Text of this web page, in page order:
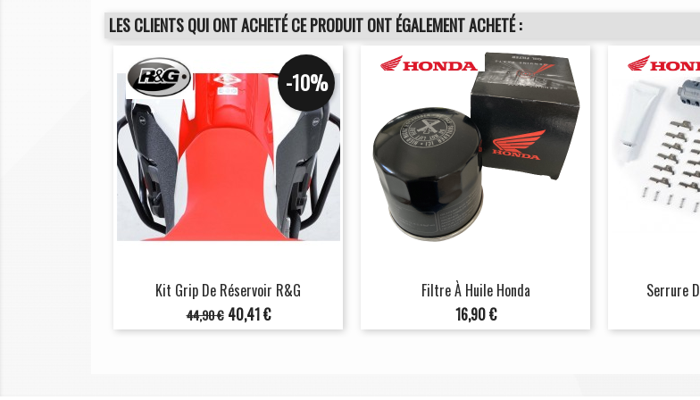
LES CLIENTS QUI ONT ACHETÉ CE PRODUIT ONT ÉGALEMENT ACHETÉ :
Kit Grip De Réservoir R&G
Prix
de
44,90 €
-10%
Prix
40,41 €
Filtre À Huile Honda
Prix
16,90 €
Serrure